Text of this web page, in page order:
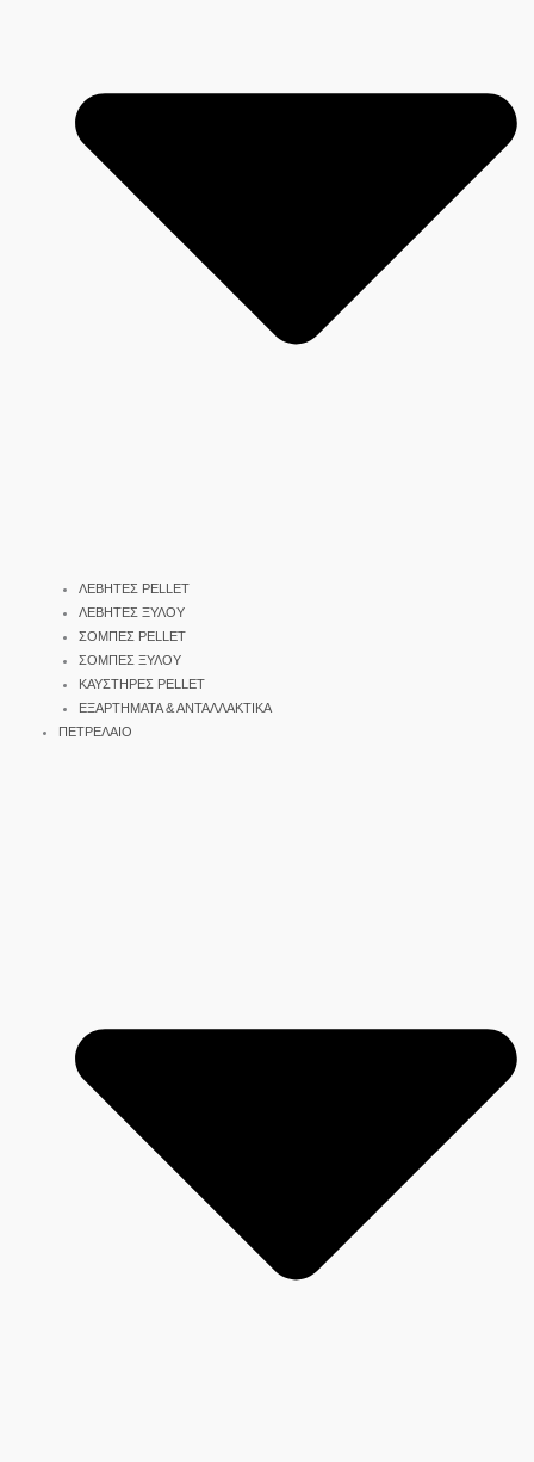
ΛΕΒΗΤΕΣ PELLET
ΛΕΒΗΤΕΣ ΞΥΛΟΥ
ΣΟΜΠΕΣ PELLET
ΣΟΜΠΕΣ ΞΥΛΟΥ
ΚΑΥΣΤΗΡΕΣ PELLET
ΕΞΑΡΤΗΜΑΤΑ & ΑΝΤΑΛΛΑΚΤΙΚΑ
ΠΕΤΡΕΛΑΙΟ